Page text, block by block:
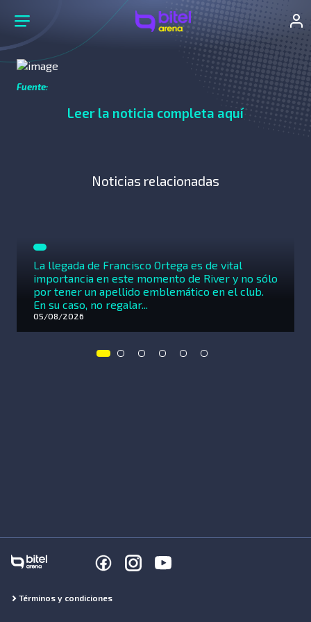
Fuente:
Leer la noticia completa aquí
Noticias relacionadas
La llegada de Francisco Ortega es de vital
importancia en este momento de River y no sólo
por tener un apellido emblemático en el club.
En su caso, no regalar...
05/08/2026
Términos y condiciones